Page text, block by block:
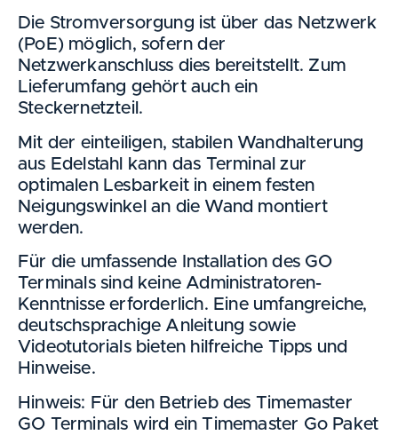
Die Stromversorgung ist über das Netzwerk
(PoE) möglich, sofern der
Netzwerkanschluss dies bereitstellt. Zum
Lieferumfang gehört auch ein
Steckernetzteil.
Mit der einteiligen, stabilen Wandhalterung
aus Edelstahl kann das Terminal zur
optimalen Lesbarkeit in einem festen
Neigungswinkel an die Wand montiert
werden.
Für die umfassende Installation des GO
Terminals sind keine Administratoren-
Kenntnisse erforderlich. Eine umfangreiche,
deutschsprachige Anleitung sowie
Videotutorials bieten hilfreiche Tipps und
Hinweise.
Hinweis: Für den Betrieb des Timemaster
GO Terminals wird ein Timemaster Go Paket